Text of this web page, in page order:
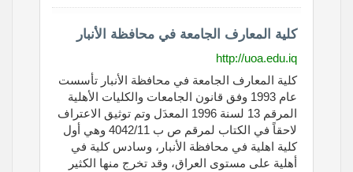
كلية المعارف الجامعة في محافظة الأنبار
http://uoa.edu.iq
كلية المعارف الجامعة في محافظة الأنبار تأسست
عام 1993 وفق قانون الجامعات والكليات الأهلية
المرقم 13 لسنة 1996 المعدَل وتم توثيق الاعتراف
لاحقاً في الكتاب لمرقم ص ب 4042/11 وهي أول
كلية اهلية في محافظة الأنبار، وسادس كلية في
أهلية على مستوى العراق، وقد تخرج منها الكثير